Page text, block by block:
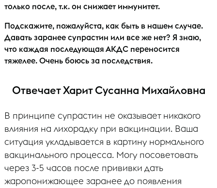
только после, т.к. он снижает иммунитет.
Подскажите, пожалуйста, как быть в нашем случае.
Давать заранее супрастин или все же нет? Я знаю,
что каждая последующая АКДС переносится
тяжелее. Очень боюсь за последствия.
Отвечает Харит Сусанна Михайловна
В принципе супрастин не оказывает никакого
влияния на лихорадку при вакцинации. Ваша
ситуация укладывается в картину нормального
вакцинального процесса. Могу посоветовать
через 3-5 часов после прививки дать
жаропонижающее заранее до появления